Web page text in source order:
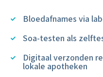
 Bloedafnames via
 Soa-testen als
 Digitaal verzonden
lokale apotheken